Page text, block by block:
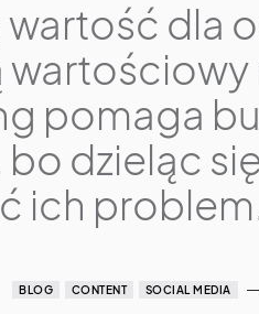
dla
pomaga
dzieląc
ich
BLOG CONTENT SOCIAL MEDIA